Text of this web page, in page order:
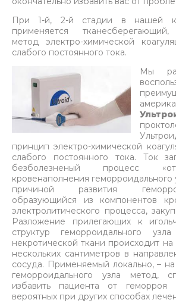
При 1-й, 2-й стадии в нашей
применяется тканесберегающий,
метод электро-химической
слабого постоянного тока.
Мы
принцип электро-химической
слабого постоянного тока. Ток
безболезненый процесс
кровенаполнения геморроидального
причиной развития
образующийся из компонентов
электролитического процесса,
Разложение прилегающих к
структур геморроидального
некротической ткани происходит
нескольких сантиметров в
сосуда. Применяемый локально, –
геморроидального узла метод,
избавить пациента от геморроя
вероятных при других способах